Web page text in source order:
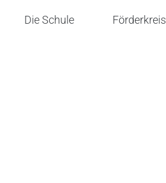
Die Schule Förderkreis